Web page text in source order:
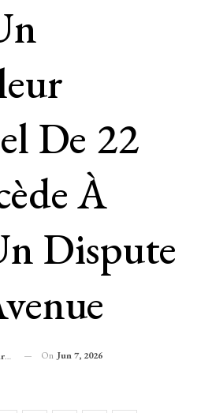
De 22
À
Dispute
On Jun 7, 2026